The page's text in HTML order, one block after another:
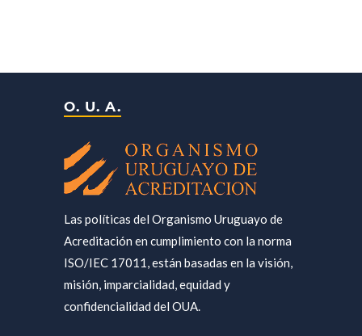
O. U. A.
Las políticas del Organismo Uruguayo de
Acreditación en cumplimiento con la norma
ISO/IEC 17011, están basadas en la visión,
misión, imparcialidad, equidad y
confidencialidad del OUA.